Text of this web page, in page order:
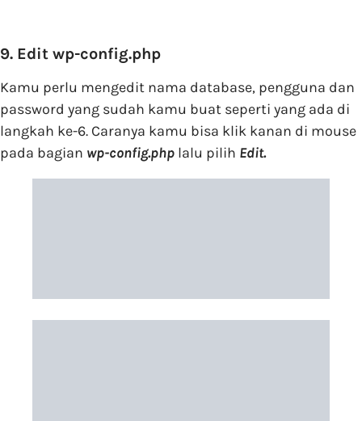
9. Edit wp-config.php
Kamu perlu mengedit nama database, pengguna dan
password yang sudah kamu buat seperti yang ada di
langkah ke-6. Caranya kamu bisa klik kanan di mouse
pada bagian wp-config.php lalu pilih Edit.